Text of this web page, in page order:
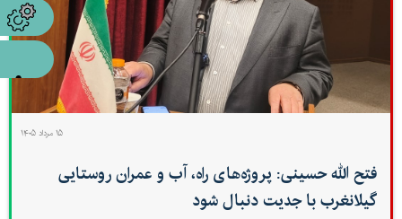
۱۵ مرداد ۱۴۰۵
فتح الله حسینی: پروژه‌های راه، آب و عمران روستایی
گیلانغرب با جدیت دنبال شود